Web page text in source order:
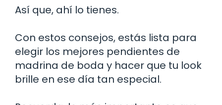
Así que, ahí lo tienes.
Con estos consejos, estás lista para
elegir los mejores pendientes de
madrina de boda y hacer que tu look
brille en ese día tan especial.